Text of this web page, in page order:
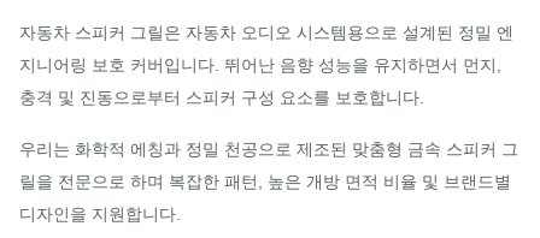
자동차 스피커 그릴은 자동차 오디오 시스템용으로 설계된 정밀 엔
지니어링 보호 커버입니다. 뛰어난 음향 성능을 유지하면서 먼지,
충격 및 진동으로부터 스피커 구성 요소를 보호합니다.
우리는 화학적 에칭과 정밀 천공으로 제조된 맞춤형 금속 스피커 그
릴을 전문으로 하며 복잡한 패턴, 높은 개방 면적 비율 및 브랜드별
디자인을 지원합니다.